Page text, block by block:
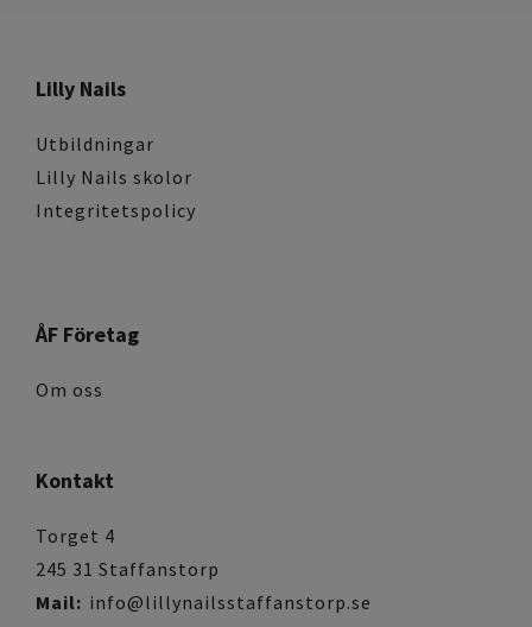
Lilly Nails
Utbildningar
Lilly Nails skolor
Integritetspolicy
ÅF Företag
Om oss
Kontakt
Torget 4
245 31 Staffanstorp
Mail: info@lillynailsstaffanstorp.se